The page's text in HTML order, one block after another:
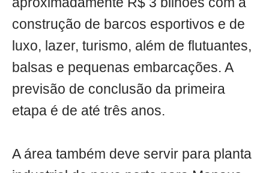
construção de barcos esportivos e de
luxo, lazer, turismo, além de flutuantes,
balsas e pequenas embarcações. A
previsão de conclusão da primeira
etapa é de até três anos.
A área também deve servir para planta